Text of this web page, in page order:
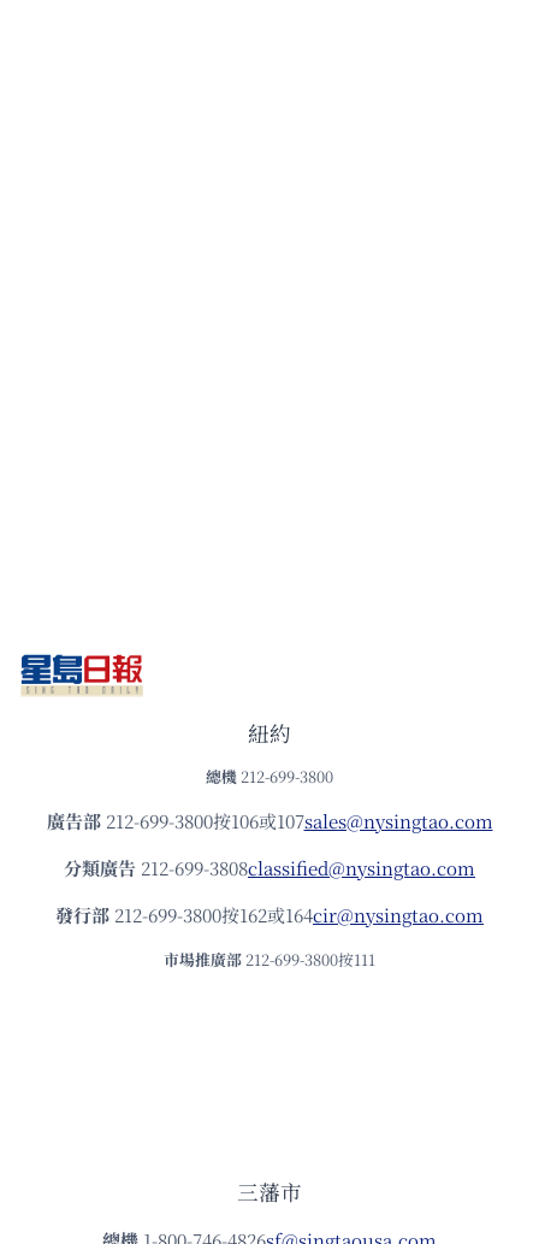
紐約
總機 212-699-3800
廣告部212-699-3800按106或107sales@nysingtao.com
分類廣告 212-699-3808classified@nysingtao.com
發⾏部 212-699-3800按162或164cir@nysingtao.com
市場推廣部 212-699-3800按111
三藩市